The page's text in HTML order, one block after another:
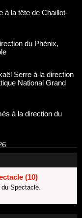
du Phénix,
Serre à la direction
National Grand
à la direction du
les lauréats 2026 !
Théâtre 2026
(10)
Spectacle.